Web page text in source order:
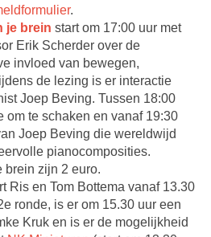
.
je brein start om 17:00 uur met
Erik Scherder over de
invloed van bewegen,
de lezing is er interactie
Joep Beving. Tussen 18:00
om te schaken en vanaf 19:30
Joep Beving die wereldwijd
pianocomposities.
brein zijn 2 euro.
Ris en Tom Bottema vanaf 13.30
ronde, is er om 15.30 uur een
Kruk en is er de mogelijkheid